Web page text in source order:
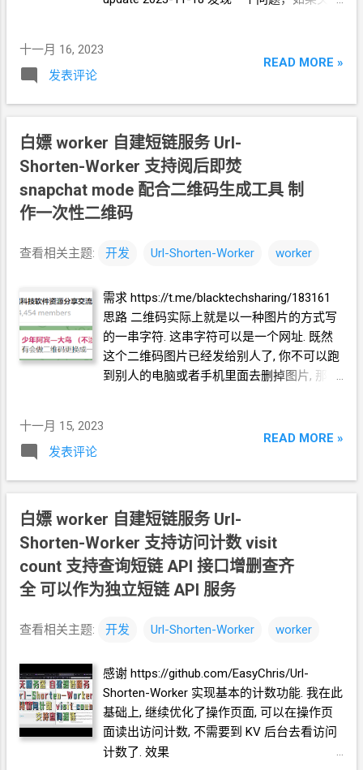
发现，测速时，需要新启动一个 *ray 进程,
是 V2rayConfigHandler.GenerateClientSpeedt
estConfigString 里面需要做一样的处理, 在加
载了
SampleClient 的 JSON
用 socksOut 函数来设置下一跳
Socks
的参数. 注意, 根据此函数的逻辑, 加载了
JSON
https://github.com/crazypeace/v2rayN-3.29-
十一月 16, 2023
发表评论
READ MORE »
白嫖 worker 自建短链服务 Url-
Shorten-Worker 支持阅后即焚
snapchat mode 配合二维码生成工具 制
作一次性二维码
查看相关主题: 开发 Url-Shorten-Worker worker
需求 https://t.me/blacktechsharing/183161
思路 二维码实际上就是以一种图片的方式写
的一串字符. 这串字符可以是一个网址. 既然
这个二维码图片已经发给别人了, 你不可以跑
到别人的电脑或者手机里面去删掉图片, 那
就是访问一个服务器. 这个服务器可
网址. 让服务器只允许第一次访问网址 A 的人
跳转到网址 B, 以后再来访问网址
效. 这样就实现了 "一次性二维码".
十一月 15, 2023
发表评论
READ MORE »
白嫖 worker 自建短链服务 Url-
Shorten-Worker 支持访问计数 visit
count 支持查询短链 API 接口增删查齐
全 可以作为独立短链 API 服务
查看相关主题: 开发 Url-Shorten-Worker worker
感谢 https://github.com/EasyChris/Url-
Shorten-Worker 实现基本的计数功能. 我在此
基础上, 继续优化了操作页面, 可以在操作页
面读出访问计数, 不需要到 KV 后台去看访问
计数了. 效果